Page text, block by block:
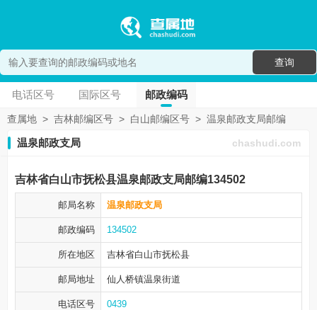
查询
电话区号 国际区号 邮政编码
查属地 > 吉林邮编区号 > 白山邮编区号 > 温泉邮政支局邮编
温泉邮政支局 chashudi.com
吉林省白山市抚松县温泉邮政支局邮编134502
邮局名称 温泉邮政支局
邮政编码 134502
所在地区 吉林省白山市抚松县
邮局地址 仙人桥镇温泉街道
电话区号 0439